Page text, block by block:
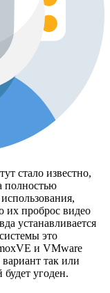
стало известно,
полностью
их проброс видео
устанавливается
это
и VMware
так или
угоден.